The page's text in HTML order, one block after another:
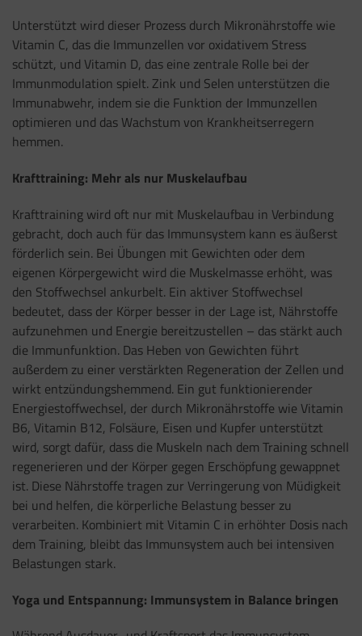
Unterstützt wird dieser Prozess durch Mikronährstoffe wie
Vitamin C, das die Immunzellen vor oxidativem Stress
schützt, und Vitamin D, das eine zentrale Rolle bei der
Immunmodulation spielt. Zink und Selen unterstützen die
Immunabwehr, indem sie die Funktion der Immunzellen
optimieren und das Wachstum von Krankheitserregern
hemmen.
Krafttraining: Mehr als nur Muskelaufbau
Krafttraining wird oft nur mit Muskelaufbau in Verbindung
gebracht, doch auch für das Immunsystem kann es äußerst
förderlich sein. Bei Übungen mit Gewichten oder dem
eigenen Körpergewicht wird die Muskelmasse erhöht, was
den Stoffwechsel ankurbelt. Ein aktiver Stoffwechsel
bedeutet, dass der Körper besser in der Lage ist, Nährstoffe
aufzunehmen und Energie bereitzustellen – das stärkt auch
die Immunfunktion. Das Heben von Gewichten führt
außerdem zu einer verstärkten Regeneration der Zellen und
wirkt entzündungshemmend. Ein gut funktionierender
Energiestoffwechsel, der durch Mikronährstoffe wie Vitamin
B6, Vitamin B12, Folsäure, Eisen und Kupfer unterstützt
wird, sorgt dafür, dass die Muskeln nach dem Training schnell
regenerieren und der Körper gegen Erschöpfung gewappnet
ist. Diese Nährstoffe tragen zur Verringerung von Müdigkeit
bei und helfen, die körperliche Belastung besser zu
verarbeiten. Kombiniert mit Vitamin C in erhöhter Dosis nach
dem Training, bleibt das Immunsystem auch bei intensiven
Belastungen stark.
Yoga und Entspannung: Immunsystem in Balance bringen